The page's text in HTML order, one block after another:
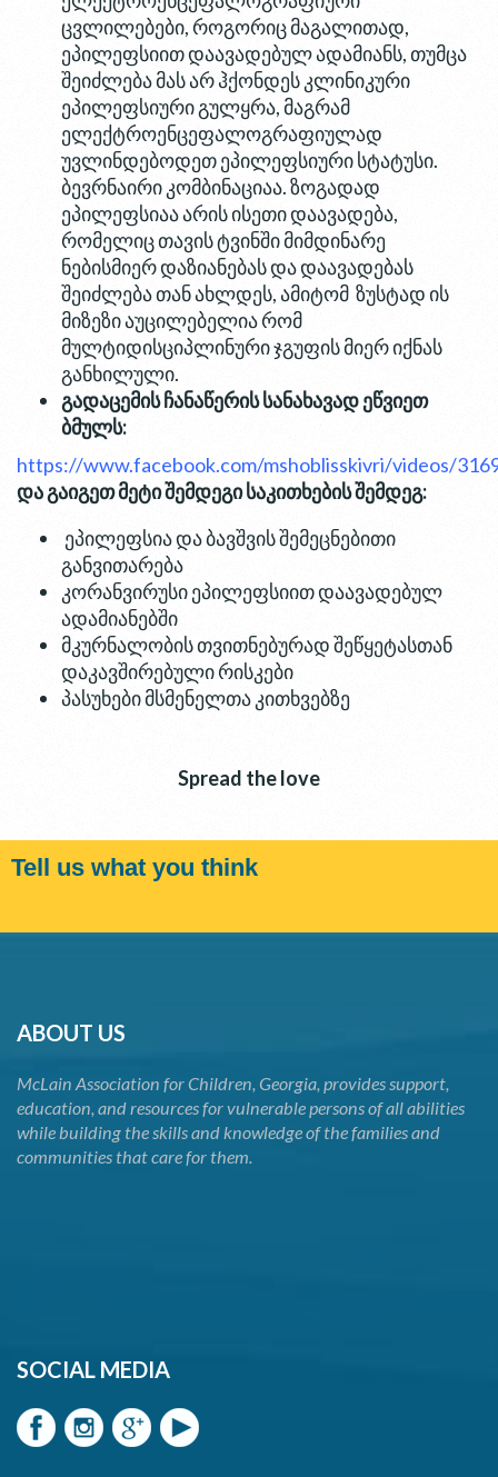
ცვლილებები, როგორიც მაგალითად,
ეპილეფსიით დაავადებულ ადამიანს, თუმცა
შეიძლება მას არ ჰქონდეს კლინიკური
ეპილეფსიური გულყრა, მაგრამ
ელექტროენცეფალოგრაფიულად
უვლინდებოდეთ ეპილეფსიური სტატუსი.
ბევრნაირი კომბინაციაა. ზოგადად
ეპილეფსიაა არის ისეთი დაავადება,
რომელიც თავის ტვინში მიმდინარე
ნებისმიერ დაზიანებას და დაავადებას
შეიძლება თან ახლდეს, ამიტომ ზუსტად ის
მიზეზი აუცილებელია რომ
მულტიდისციპლინური ჯგუფის მიერ იქნას
განხილული.
გადაცემისჩანაწერისსანახავადეწვიეთ
ბმულს:
https://www.facebook.com/mshoblisskivri/videos/
დაგაიგეთმეტიშემდეგისაკითხებისშემდეგ:
ეპილეფსია და ბავშვის შემეცნებითი
განვითარება
კორანვირუსი ეპილეფსიით დაავადებულ
ადამიანებში
მკურნალობის თვითნებურად შეწყეტასთან
დაკავშირებული რისკები
პასუხები მსმენელთა კითხვებზე
Spread the love
Tell us what you think
ABOUT US
McLain Association for Children, Georgia, provides support,
education, and resources for vulnerable persons of all abilities
while building the skills and knowledge of the families and
communities that care for them.
SOCIAL MEDIA